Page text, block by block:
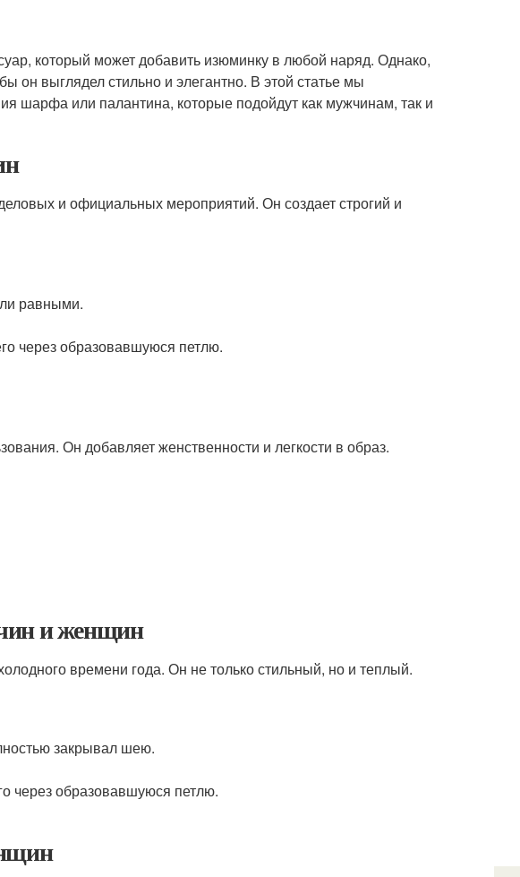
который может добавить изюминку в любой наряд. Однако,
он выглядел стильно и элегантно. В этой статье мы
шарфа или палантина, которые подойдут как мужчинам, так и
и официальных мероприятий. Он создает строгий и
равными.
через образовавшуюся петлю.
Он добавляет женственности и легкости в образ.
и женщин
времени года. Он не только стильный, но и теплый.
закрывал шею.
через образовавшуюся петлю.